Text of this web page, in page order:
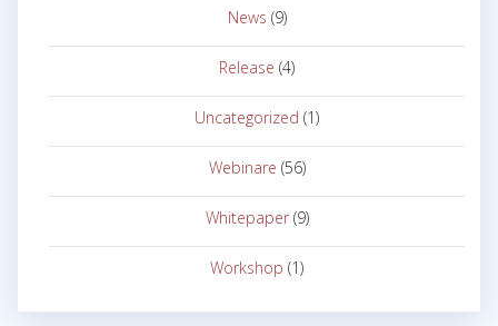
News (9)
Release (4)
Uncategorized (1)
Webinare (56)
Whitepaper(9)
Workshop (1)